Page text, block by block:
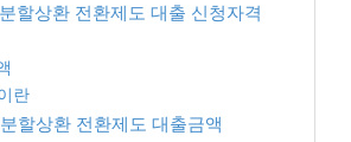
할상환 전환제도 대출 신청자격
란
할상환 전환제도 대출금액